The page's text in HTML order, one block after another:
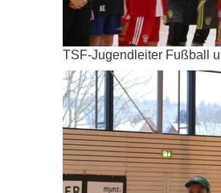
TSF-Jugendleiter Fußball